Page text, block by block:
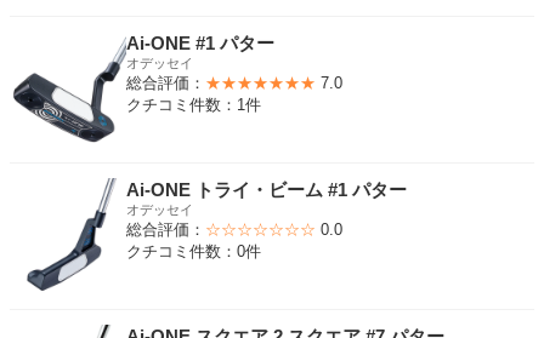
Ai-ONE #1 パター
オデッセイ
総合評価： ★★★★★★★ 7.0
クチコミ件数：1件
Ai-ONE トライ・ビーム #1 パター
オデッセイ
総合評価： ☆☆☆☆☆☆☆ 0.0
クチコミ件数：0件